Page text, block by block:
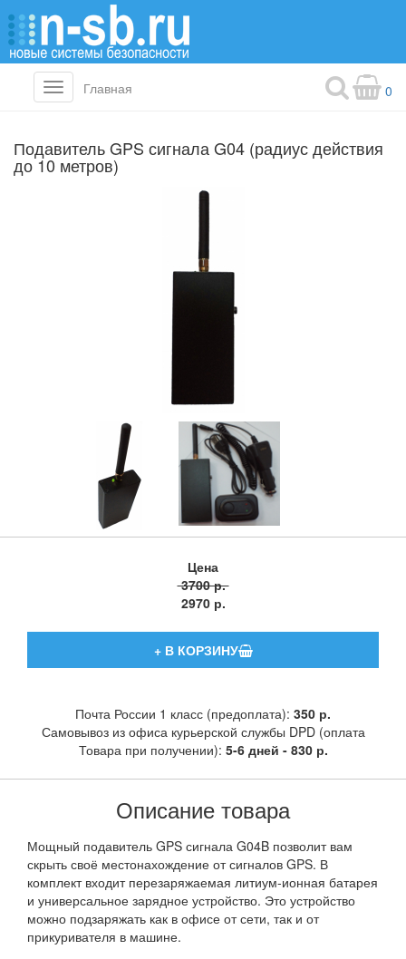
Toggle
navigation
Главная 0
Подавитель GPS сигнала G04 (радиус действия
до 10 метров)
Цена
3700 р.
2970 р.
Почта России 1 класс (предоплата): 350 р.
Самовывоз из офиса курьерской службы DPD (оплата
Товара при получении): 5-6 дней - 830 р.
Описание товара
Мощный подавитель GPS сигнала G04B позволит вам
скрыть своё местонахождение от сигналов GPS. В
комплект входит перезаряжаемая литиум-ионная батарея
и универсальное зарядное устройство. Это устройство
можно подзаряжать как в офисе от сети, так и от
прикуривателя в машине.